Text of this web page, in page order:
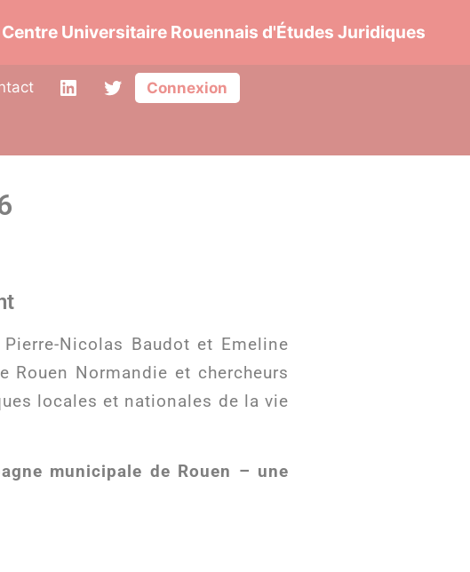
Centre Universitaire Rouennais d'Études Juridiques
Connexion
Nicolas Baudot et Emeline
Rouen Normandie et chercheurs
locales et nationales de la vie
municipale de Rouen – une